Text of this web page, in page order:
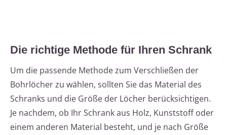
Die richtige Methode für Ihren Schrank
Um die passende Methode zum Verschließen der
Bohrlöcher zu wählen, sollten Sie das Material des
Schranks und die Größe der Löcher berücksichtigen.
Je nachdem, ob Ihr Schrank aus Holz, Kunststoff oder
einem anderen Material besteht, und je nach Größe